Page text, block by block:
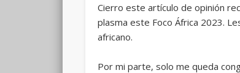
Cierro este artículo de opinión
plasma este Foco África 2023.
africano.
Por mi parte, solo me queda